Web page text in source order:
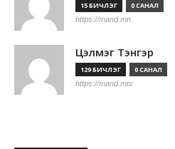
15 БИЧЛЭГ 0 САНАЛ
https://mand.mn
Цэлмэг Тэнгэр
129 БИЧЛЭГ 0 САНАЛ
https://mand.mn/